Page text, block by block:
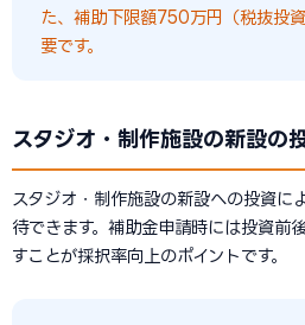
た、補助下限額750万円（税抜投
要です。
スタジオ・制作施設の新設の
スタジオ・制作施設の新設への投資に
待できます。補助金申請時には投資前
すことが採択率向上のポイントです。